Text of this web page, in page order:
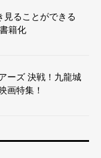
見ることができる
籍化
ーズ 決戦！九龍城
画特集！